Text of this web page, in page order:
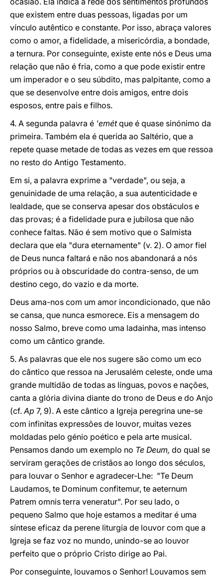
que existem entre duas pessoas, ligadas por um
vínculo autêntico e constante. Por isso, abraça valores
como o amor, a fidelidade, a misericórdia, a bondade,
a ternura. Por conseguinte, existe ente nós e Deus uma
relação que não é fria, como a que pode existir entre
um imperador e o seu súbdito, mas palpitante, como a
que se desenvolve entre dois amigos, entre dois
esposos, entre pais e filhos.
4. A segunda palavra é 'emétque é quase sinónimo da
primeira. Também ela é querida ao Saltério, que a
repete quase metade de todas as vezes em que ressoa
no resto do Antigo Testamento.
Em si, a palavra exprime a "verdade", ou seja, a
genuinidade de uma relação, a sua autenticidade e
lealdade, que se conserva apesar dos obstáculos e
das provas; é a fidelidade pura e jubilosa que não
conhece faltas. Não é sem motivo que o Salmista
declara que ela "dura eternamente" (v. 2). O amor fiel
de Deus nunca faltará e não nos abandonará a nós
próprios ou à obscuridade do contra-senso, de um
destino cego, do vazio e da morte.
Deus ama-nos com um amor incondicionado, que não
se cansa, que nunca esmorece. Eis a mensagem do
nosso Salmo, breve como uma ladainha, mas intenso
como um cântico grande.
5. As palavras que ele nos sugere são como um eco
do cântico que ressoa na Jerusalém celeste, onde uma
grande multidão de todas as línguas, povos e nações,
canta a glória divina diante do trono de Deus e do Anjo
(cf.Ap 7, 9). A este cântico a Igreja peregrina une-se
com infinitas expressões de louvor, muitas vezes
moldadas pelo génio poético e pela arte musical.
Pensamos dando um exemplo no Te Deum, do qual se
serviram gerações de cristãos ao longo dos séculos,
para louvar o Senhor e agradecer-Lhe: "Te Deum
Laudamos, te Dominum confitemur, te aeternum
Patrem omnis terra veneratur". Por seu lado, o
pequeno Salmo que hoje estamos a meditar é uma
síntese eficaz da perene liturgia de louvor com que a
Igreja se faz voz no mundo, unindo-se ao louvor
perfeito que o próprio Cristo dirige ao Pai.
Por conseguinte, louvamos o Senhor! Louvamos sem